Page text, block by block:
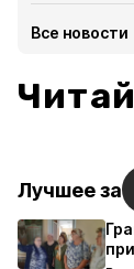
Все новости
Лучшее за